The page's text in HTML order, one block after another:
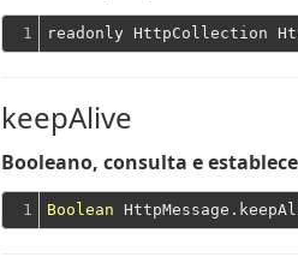
1
keepAlive
Booleano, consulta e
1 Boolean